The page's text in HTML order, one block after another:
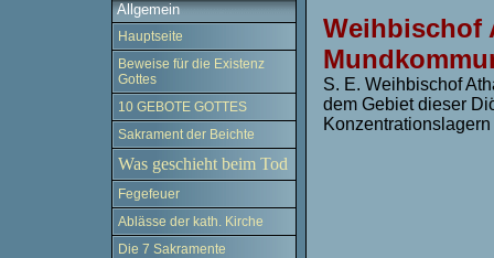
Allgemein
Hauptseite
Beweise für die Existenz
Gottes
10 GEBOTE GOTTES
Sakrament der Beichte
Was geschieht beim Tod
Fegefeuer
Ablässe der kath. Kirche
Die 7 Sakramente
Weihbischof
S. E. Weihbischof
dem Gebiet dieser